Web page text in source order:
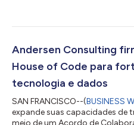
Consulting Group oferece
oportunidades de investimento
internacionais. A empresa
consultoria...
Andersen Consulting
House of Code para
tecnologia e dados
SAN FRANCISCO--(BUSINESS
expande suas capacidades
meio de um Acordo de